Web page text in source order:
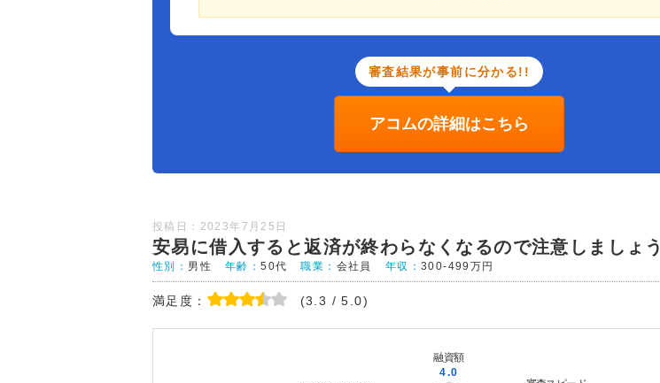
審査結果が事前に分かる!!
アコムの詳細はこちら
投稿日：2023年7月25日
安易に借入すると返済が終わらなくなるので注意しましょう
性別： 男性 年齢：50代 職業： 会社員 年収：300-499万円
満足度： (3.3 / 5.0)